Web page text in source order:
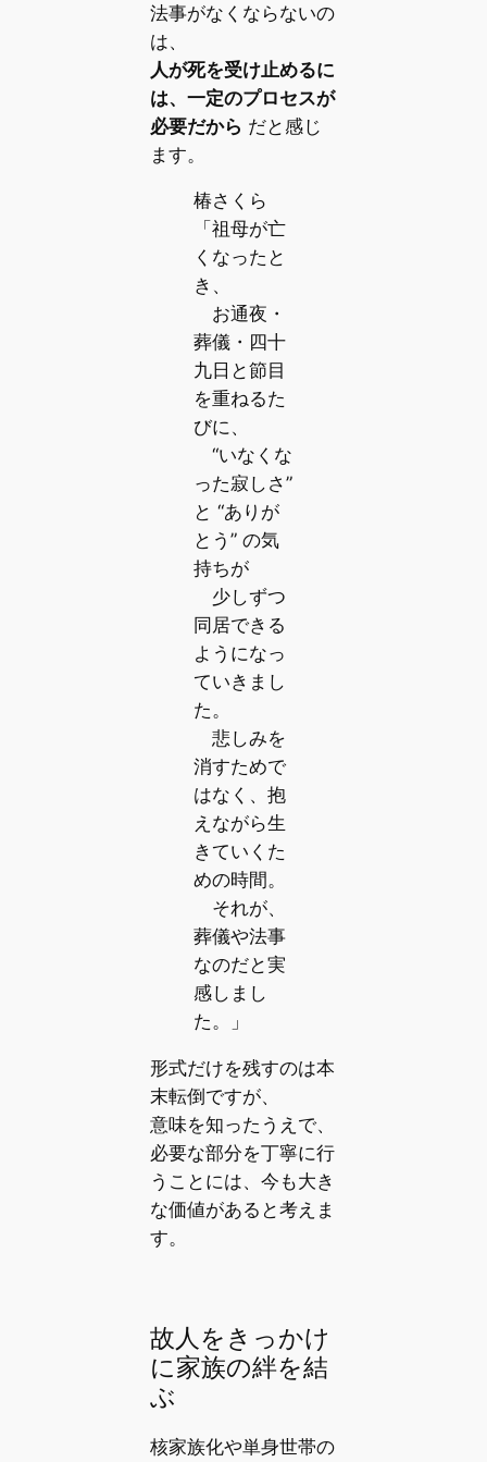
法事がなくならないの
は、
人が死を受け止めるに
は、一定のプロセスが
必要だから だと感じ
ます。
椿さくら
「祖母が亡
くなったと
き、
お通夜・
葬儀・四十
九日と節目
を重ねるた
びに、
“いなくな
った寂しさ”
と “ありが
とう” の気
持ちが
少しずつ
同居できる
ようになっ
ていきまし
た。
悲しみを
消すためで
はなく、抱
えながら生
きていくた
めの時間。
それが、
葬儀や法事
なのだと実
感しまし
た。」
形式だけを残すのは本
末転倒ですが、
意味を知ったうえで、
必要な部分を丁寧に行
うことには、今も大き
な価値があると考えま
す。
故人をきっかけ
に家族の絆を結
ぶ
核家族化や単身世帯の